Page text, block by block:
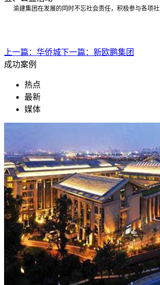
渝建集团在发展的同时不忘社会责任，积极参与各项
上一篇： 华侨城下一篇： 新欧鹏集团
成功案例
热点
最新
媒体